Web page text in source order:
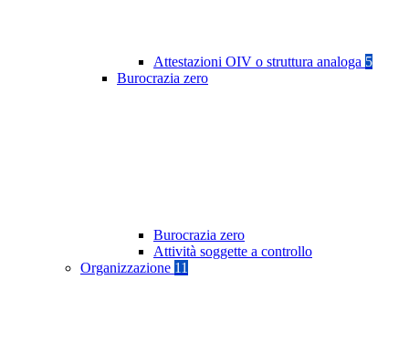
Attestazioni OIV o struttura analoga 5
Burocrazia zero
Burocrazia zero
Attività soggette a controllo
Organizzazione 11